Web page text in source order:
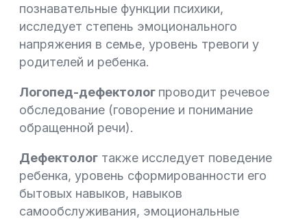
познавательные функции психики,
исследует степень эмоционального
напряжения в семье, уровень тревоги у
родителей и ребенка.
Логопед-дефектолог проводит речевое
обследование (говорение и понимание
обращенной речи).
Дефектолог также исследует поведение
ребенка, уровень сформированности его
бытовых навыков, навыков
самообслуживания, эмоциональные